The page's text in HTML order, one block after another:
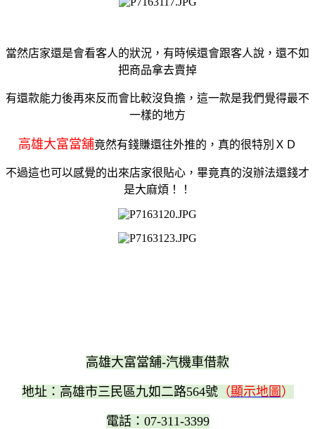
當然店家還是會看客人的狀況，有時候還會跟客人說，還不如
把商品拿去賣掉
有還款能力後再來反而會比較沒負擔，這一款是我們覺得最不
一樣的地方
高雄大富當舖竟然有錢賺還往外推的，真的很特別ＸＤ
不過這也可以感覺的出來店家很貼心，畢竟真的沒辦法還錢才
是大麻煩！！
高雄大富當舖-汽機車借款
地址：高雄市三民區九如二路564號（顯示地圖 ）
電話：07-311-3399